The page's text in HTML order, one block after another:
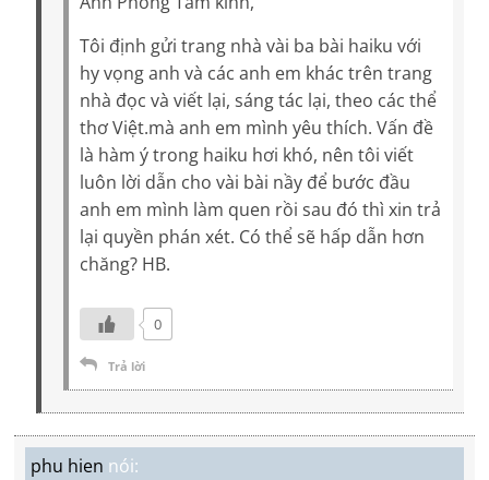
Tôi định gửi trang nhà vài ba bài haiku với
hy vọng anh và các anh em khác trên trang
nhà đọc và viết lại, sáng tác lại, theo các thể
thơ Việt.mà anh em mình yêu thích. Vấn đề
là hàm ý trong haiku hơi khó, nên tôi viết
luôn lời dẫn cho vài bài nầy để bước đầu
anh em mình làm quen rồi sau đó thì xin trả
lại quyền phán xét. Có thể sẽ hấp dẫn hơn
chăng? HB.
0
Trả lời
phu hien nói: